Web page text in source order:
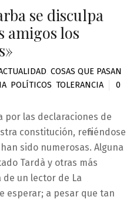
se disculpa
amigos los
,COSAS QUE PASAN
POLÍTICOS ,TOLERANCIA 0
por las declaraciones de
constitución, refiriéndose
sido numerosas. Alguna
Tardà y otras más
un lector de La
esperar; a pesar que tan